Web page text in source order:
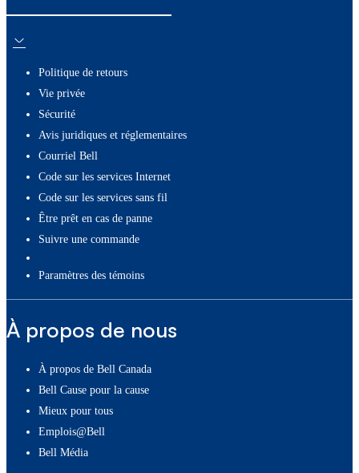
Politique de retours
Vie privée
Sécurité
Avis juridiques et réglementaires
Courriel Bell
Code sur les services Internet
Code sur les services sans fil
Être prêt en cas de panne
Suivre une commande
paramètres des témoins
À propos de nous
À propos de Bell Canada
Bell Cause pour la cause
Mieux pour tous
Emplois@Bell
Bell Média